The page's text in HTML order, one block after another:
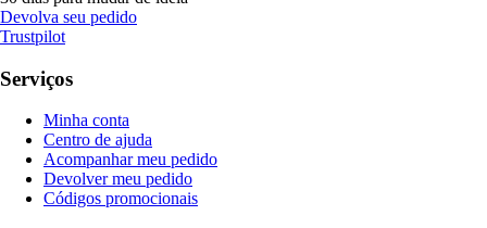
Devolva seu pedido
Trustpilot
Serviços
Minha conta
Centro de ajuda
Acompanhar meu pedido
Devolver meu pedido
Códigos promocionais